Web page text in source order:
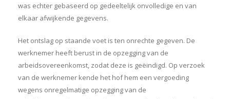
was echter gebaseerd op gedeeltelijk onvolledige en van
elkaar afwijkende gegevens.
Het ontslag op staande voet is ten onrechte gegeven. De
werknemer heeft berust in de opzegging van de
arbeidsovereenkomst, zodat deze is geëindigd. Op verzoek
van de werknemer kende het hof hem een vergoeding
wegens onregelmatige opzegging van de